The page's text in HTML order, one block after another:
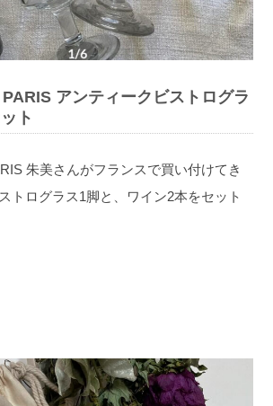
アンティークビストログラ
ト
朱美さんがフランスで買い付けてき
トログラス1脚と、ワイン2本をセット